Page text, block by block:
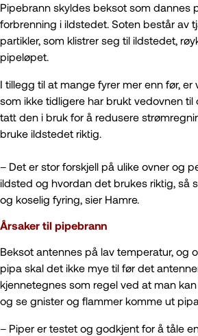
Pipebrann skyldes beksot som dannes
forbrenning i ildstedet. Soten består av
partikler, som klistrer seg til ildstedet,
pipeløpet.
I tillegg til at mange fyrer mer enn før, er
som ikke tidligere har brukt vedovnen
tatt den i bruk for å redusere
bruke ildstedet riktig.
– Det er stor forskjell på ulike ovner og
ildsted og hvordan det brukes riktig, så
og koselig fyring, sier Hamre.
Årsaker til pipebrann
Beksot antennes på lav temperatur, og
pipa skal det ikke mye til før det
kjennetegnes som regel ved at man
og se gnister og flammer komme ut
– Piper er testet og godkjent for å tåle